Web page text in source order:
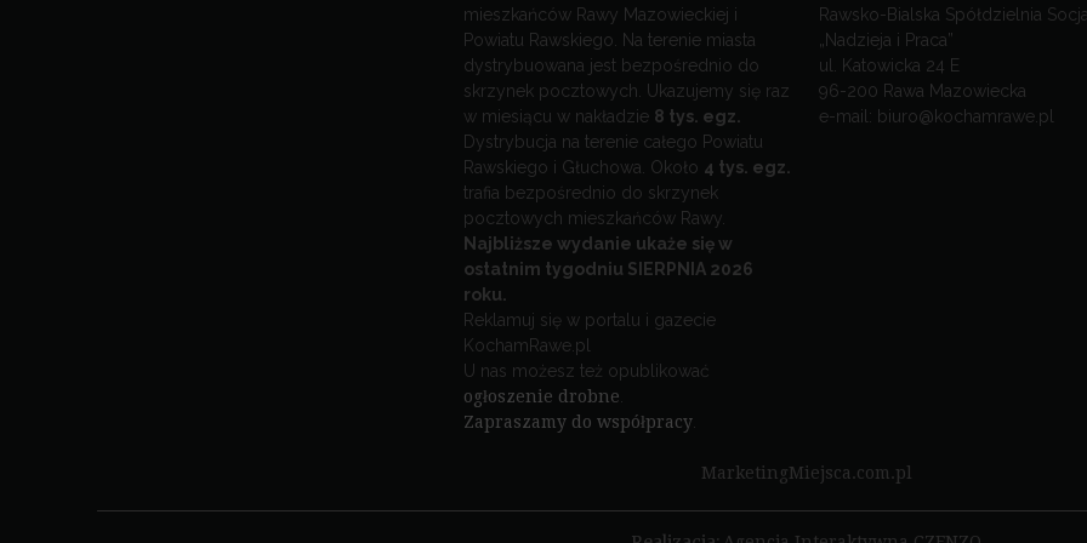
mieszkańców Rawy Mazowieckiej i
Powiatu Rawskiego. Na terenie miasta
dystrybuowana jest bezpośrednio do
skrzynek pocztowych. Ukazujemy się raz
w miesiącu w nakładzie 8 tys. egz.
Dystrybucja na terenie całego Powiatu
Rawskiego i Głuchowa. Około 4 tys. egz.
trafia bezpośrednio do skrzynek
pocztowych mieszkańców Rawy.
Najbliższe wydanie ukaże się w
ostatnim tygodniu SIERPNIA 2026
roku.
Reklamuj się w portalu i gazecie
KochamRawe.pl
U nas możesz też opublikować
ogłoszenie drobne
Zapraszamy do współpracy
Rawsko-Bialska Spółdzielnia
„Nadzieja i Praca”
ul. Katowicka 24 E
96-200 Rawa Mazowiecka
e-mail: biuro@kochamrawe.pl
MarketingMiejsca.com.pl